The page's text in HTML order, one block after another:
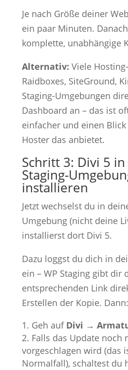
Je nach Größe deiner
ein paar Minuten.
komplette, unabhängige
Alternativ: Viele
Raidboxes, SiteGround,
Staging-Umgebungen
Dashboard an – das ist
einfacher und einen
Hoster das anbietet.
Schritt 3: Divi 5
Staging-
installieren
Jetzt wechselst du in
Umgebung (nicht deine
installierst dort Divi 5.
Dazu loggst du dich in
ein – WP Staging gibt dir
entsprechenden Link
Erstellen der Kopie. Dann:
Geh auf Divi →
Falls das Update noch
vorgeschlagen wird (das
Normalfall), schaltest du